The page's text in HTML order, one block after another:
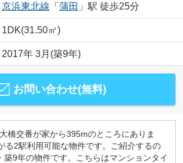
京浜東北線 「 蒲田 」駅 徒歩25分
1DK(31.50㎡)
2017年 3月(築9年)
お問い合わせ(無料)
橋交番が家から395mのところにありま
る2駅利用可能な物件です。ご紹介するの
築9年の物件です。こちらはマンションタイ